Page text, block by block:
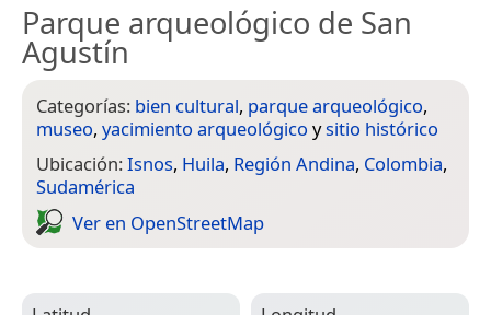
Parque arqueológico de San
Agustín
Categorías: bien cultural, parque arqueológico,
museo, yacimiento arqueológico ysitio histórico
Ubicación:Isnos, Huila, Región Andina, Colombia,
Sudamérica
Ver en Open­Street­Map